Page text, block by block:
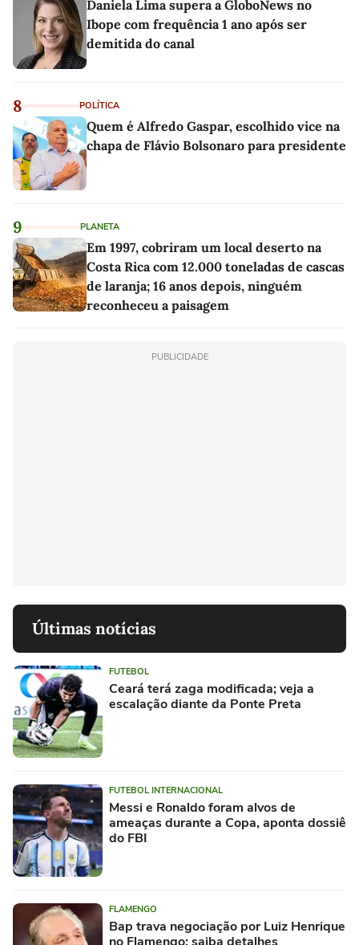
Daniela Lima supera a GloboNews no
Ibope com frequência 1 ano após ser
demitida do canal
8 POLÍTICA
Quem é Alfredo Gaspar, escolhido vice na
chapa de Flávio Bolsonaro para presidente
9 PLANETA
Em 1997, cobriram um local deserto na
Costa Rica com 12.000 toneladas de cascas
de laranja; 16 anos depois, ninguém
reconheceu a paisagem
PUBLICIDADE
Últimas notícias
FUTEBOL
Ceará terá zaga modificada; veja a
escalação diante da Ponte Preta
FUTEBOL INTERNACIONAL
Messi e Ronaldo foram alvos de
ameaças durante a Copa, aponta dossiê
do FBI
FLAMENGO
Bap trava negociação por Luiz Henrique